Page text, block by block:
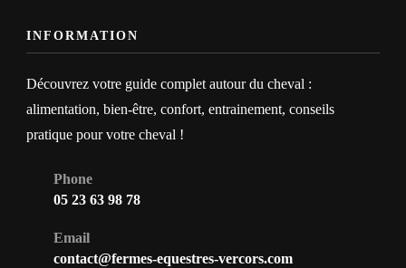
INFORMATION
Découvrez votre guide complet autour du cheval :
alimentation, bien-être, confort, entrainement, conseils
pratique pour votre cheval !
Phone
05 23 63 98 78
Email
contact@fermes-equestres-vercors.com